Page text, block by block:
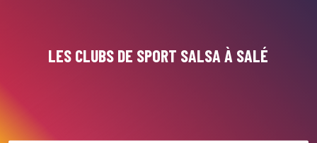
LES CLUBS DE SPORT SALSA À SALÉ